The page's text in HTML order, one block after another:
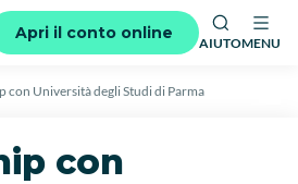
Apri il conto online
AIUTOMENU
con Università degli Studi di Parma
con